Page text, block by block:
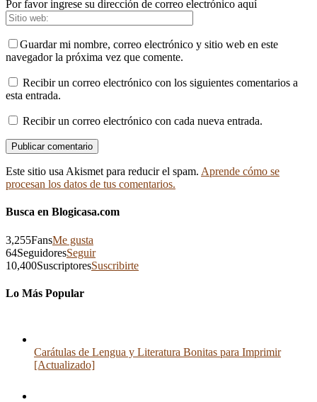
Por favor ingrese su dirección de correo electrónico aquí
Guardar mi nombre, correo electrónico y sitio web en este
navegador la próxima vez que comente.
Recibir un correo electrónico con los siguientes comentarios a
esta entrada.
Recibir un correo electrónico con cada nueva entrada.
Este sitio usa Akismet para reducir el spam. Aprende cómo se
procesan los datos de tus comentarios.
Busca en Blogicasa.com
3,255FansMe gusta
64SeguidoresSeguir
10,400SuscriptoresSuscribirte
Lo Más Popular
Carátulas de Lengua y Literatura Bonitas para Imprimir
[Actualizado]